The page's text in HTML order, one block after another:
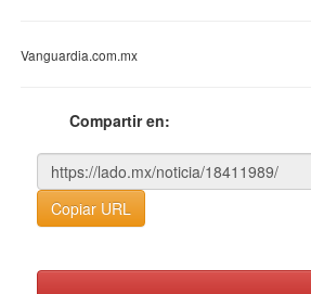
Vanguardia.com.mx
Compartir en:
Copiar URL